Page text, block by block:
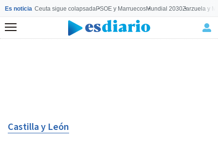
Es noticia Ceuta sigue colapsadaPSOE y MarruecosMundial 2030Zarzuela y
Menú
Castilla y León